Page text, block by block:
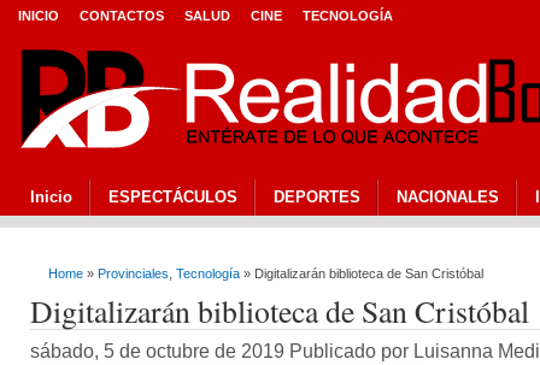
INICIO CONTACTOS SALUD CINE TECNOLOGÍA
Inicio ESPECTÁCULOS DEPORTES NACIONALES
Home » Provinciales Tecnología » Digitalizarán biblioteca de San Cristóbal
Digitalizarán biblioteca de San Cristóbal
sábado, 5 de octubre de 2019 Publicado por Luisanna